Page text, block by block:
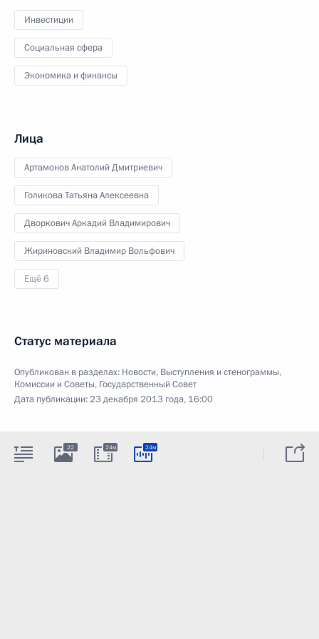
Инвестиции
Социальная сфера
Экономика и финансы
Лица
Артамонов Анатолий Дмитриевич
Голикова Татьяна Алексеевна
Дворкович Аркадий Владимирович
Жириновский Владимир Вольфович
Ещё 6
Статус материала
Опубликован в разделах: Новости, Выступления и стенограммы,
Комиссии и Советы, Государственный Совет
Дата публикации:23 декабря 2013 года, 16:00
22 24м 24м